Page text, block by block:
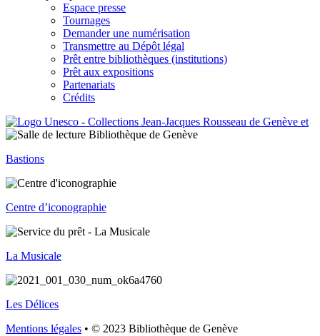
Espace presse
Tournages
Demander une numérisation
Transmettre au Dépôt légal
Prêt entre bibliothèques (institutions)
Prêt aux expositions
Partenariats
Crédits
Bastions
Centre d’iconographie
La Musicale
Les Délices
Mentions légales • © 2023 Bibliothèque de Genève